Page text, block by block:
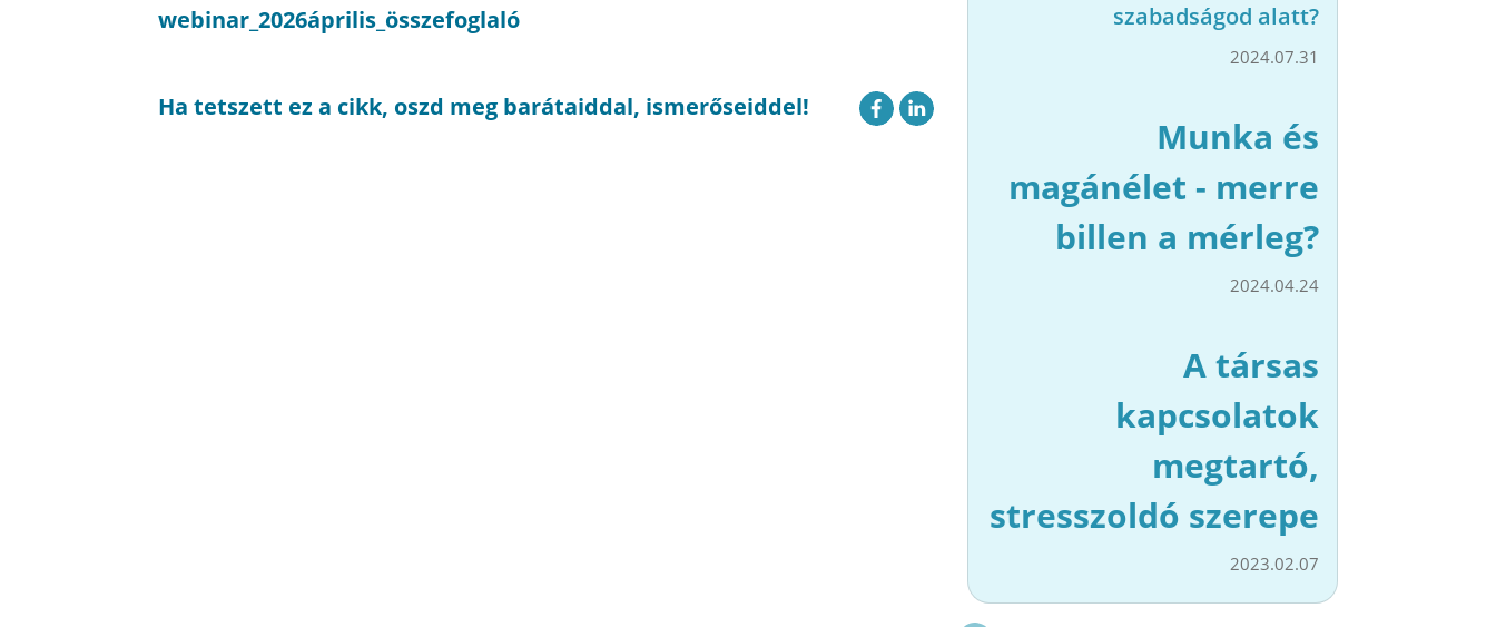
webinar_2026április_összefoglaló
Ha tetszett ez a cikk, oszd meg barátaiddal, ismerőseiddel!
szabadságod alatt?
2024.07.31
Munka és
magánélet - merre
billen a mérleg?
2024.04.24
A társas
kapcsolatok
megtartó,
stresszoldó szerepe
2023.02.07